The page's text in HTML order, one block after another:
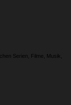
Serien, Filme, Musik,